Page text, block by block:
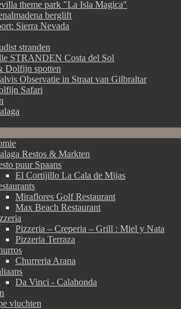
theme park "La Isla Magica"
berglift
Sierra Nevada
stranden
STRANDEN Costa del Sol
Dolfijn spotten
Observatie in Straat van Gilbraltar
Safari
Restos & Markten
puur Spaans
El Cortijillo La Cala de Mijas
Miraflores Golf Restaurant
Max Beach Restaurant
Pizzeria – Creperia – Grill : Miel y Nata
Pizzeria Terraza
Churreria Arana
Da Vinci - Calahonda
vluchten